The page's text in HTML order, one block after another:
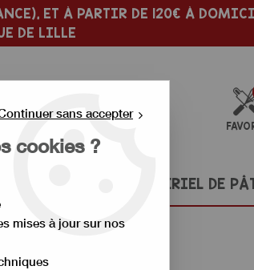
ET À PARTIR DE 120€ À
DE LILLE
MATÉRIEL DE
sans accepter
cookies ?
mises à jour sur nos